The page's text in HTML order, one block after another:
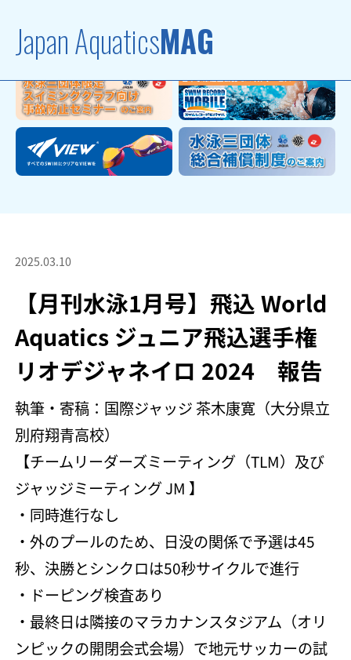
Japan AquaticsMAG
2025.03.10
【月刊水泳1月号】飛込 World
Aquatics ジュニア飛込選手権
リオデジャネイロ 2024 報告
執筆・寄稿：国際ジャッジ 茶木康寛（大分県立
別府翔青高校）
【チームリーダーズミーティング（TLM）及び
ジャッジミーティング JM 】
・同時進行なし
・外のプールのため、日没の関係で予選は45
秒、決勝とシンクロは50秒サイクルで進行
・ドーピング検査あり
・最終日は隣接のマラカナンスタジアム（オリ
ンピックの開閉会式会場）で地元サッカーの試